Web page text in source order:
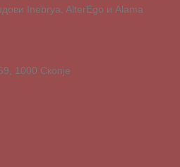
Inebrya, AlterEgo и Alama
1000 Скопје